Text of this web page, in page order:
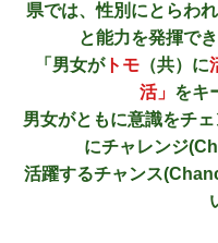
県では、性別にとらわ
と能力を発揮で
「男女がトモ （共）に
活」 をキ
男女がともに意識をチ
にチャレンジ
活躍するチャンス